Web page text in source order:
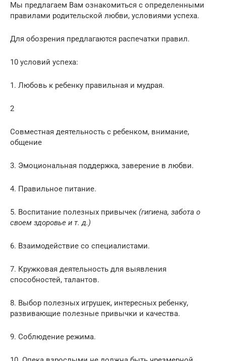
Мы предлагаем Вам ознакомиться с определенными
правилами родительской любви, условиями успеха.
Для обозрения предлагаются распечатки правил.
10 условий успеха:
1. Любовь к ребенку правильная и мудрая.
2
Совместная деятельность с ребенком, внимание,
общение
3. Эмоциональная поддержка, заверение в любви.
4. Правильное питание.
5. Воспитание полезных привычек (гигиена, забота о
своем здоровье и т. д.)
6. Взаимодействие со специалистами.
7. Кружковая деятельность для выявления
способностей, талантов.
8. Выбор полезных игрушек, интересных ребенку,
развивающие полезные привычки и качества.
9. Соблюдение режима.